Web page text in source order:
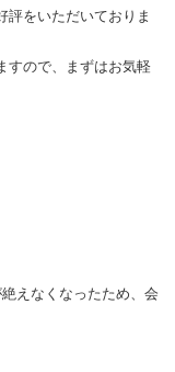
評をいただいておりま
すので、まずはお気軽
えなくなったため、会